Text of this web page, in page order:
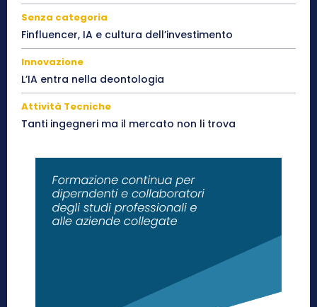
Senza categoria
Finfluencer, IA e cultura dell’investimento
Innovazione
L’IA entra nella deontologia
Attività Tecniche
Tanti ingegneri ma il mercato non li trova